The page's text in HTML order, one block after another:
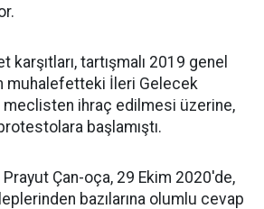
karşıtları, tartışmalı 2019 genel
muhalefetteki İleri Gelecek
meclisten ihraç edilmesi üzerine,
başlamıştı.
Prayut Çan-oça, 29 Ekim 2020'de,
bazılarına olumlu cevap